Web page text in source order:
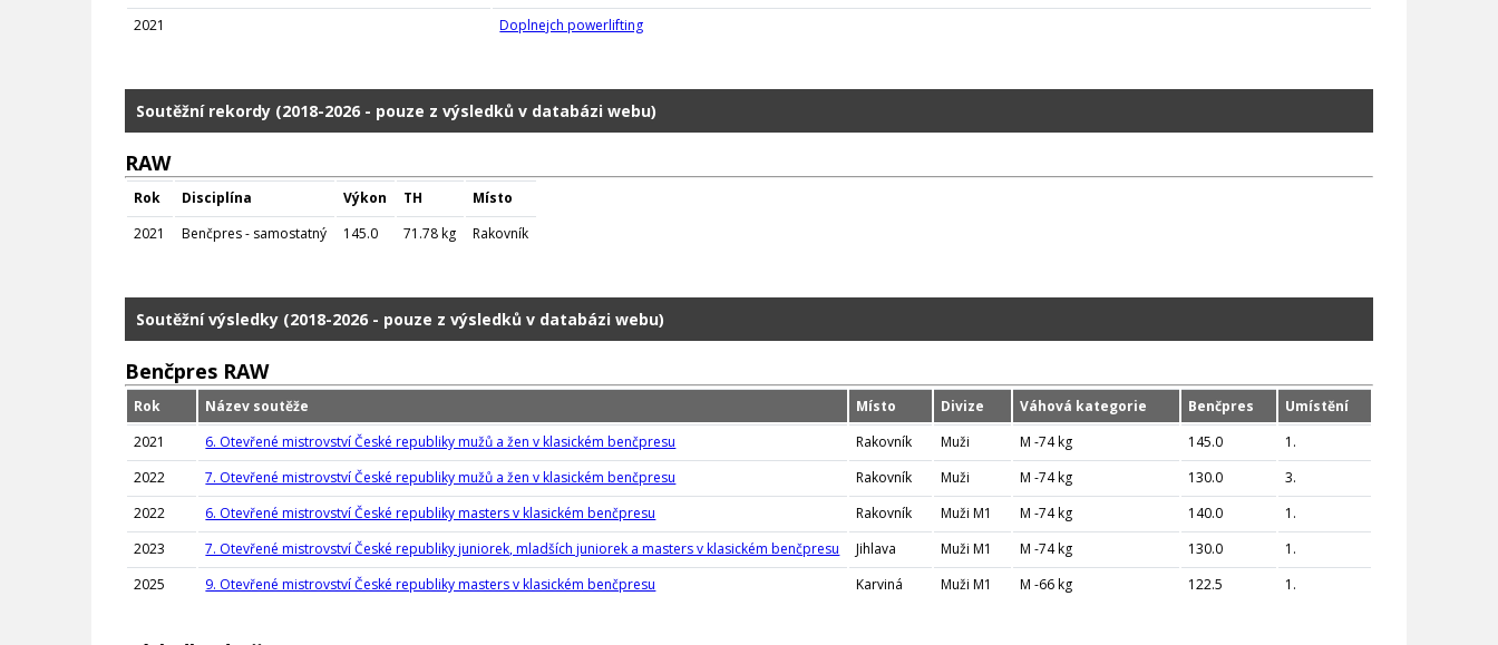
2021
Doplnejch powerlifting
Soutěžní rekordy (2018-2026 - pouze z výsledků v databázi webu)
RAW
Rok Disciplína Výkon TH
Místo
2021
Benčpres - samostatný 145.0 71.78 kg Rakovník
Soutěžní výsledky (2018-2026 - pouze z výsledků v databázi webu)
Benčpres RAW
Rok Název soutěže Místo Divize Váhová kategorie Benčpres
Umístění
2021
6. Otevřené mistrovství České republiky mužů a žen v klasickém benčpresu Rakovník Muži M -74 kg 145.0
1.
2022
7. Otevřené mistrovství České republiky mužů a žen v klasickém benčpresu Rakovník Muži M -74 kg 130.0
3.
2022
6. Otevřené mistrovství České republiky masters v klasickém benčpresu Rakovník Muži M1 M -74 kg 140.0
1.
2023
7. Otevřené mistrovství České republiky juniorek, mladších juniorek a masters v klasickém benčpresu Jihlava Muži M1 M -74 kg 130.0
1.
2025
9. Otevřené mistrovství České republiky masters v klasickém benčpresu Karviná Muži M1 M -66 kg 122.5 1.